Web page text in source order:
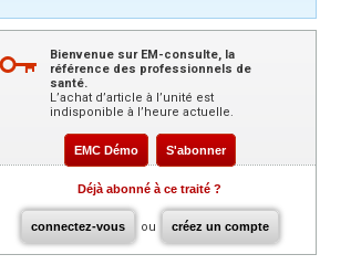
Bienvenue sur EM-consulte, la
référence des professionnels de
santé.
L’achat d’article à l’unité est
indisponible à l’heure actuelle.
EMC Démo S'abonner
Déjà abonné à ce traité ?
connectez-vous ou créez un compte